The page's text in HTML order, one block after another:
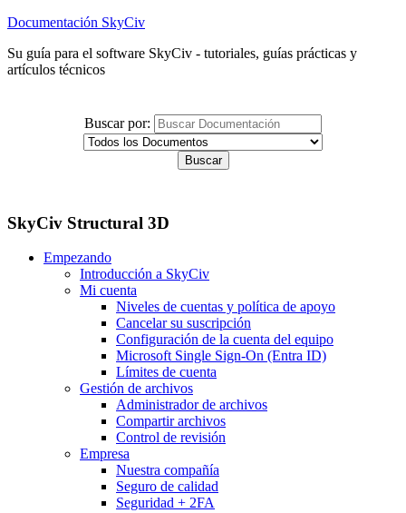
Documentación SkyCiv
Su guía para el software SkyCiv - tutoriales, guías prácticas y
artículos técnicos
Buscar por:
SkyCiv Structural 3D
Empezando
Introducción a SkyCiv
Mi cuenta
Niveles de cuentas y política de apoyo
Cancelar su suscripción
Configuración de la cuenta del equipo
Microsoft Single Sign-On (Entra ID)
Límites de cuenta
Gestión de archivos
Administrador de archivos
Compartir archivos
Control de revisión
Empresa
Nuestra compañía
Seguro de calidad
Seguridad + 2FA